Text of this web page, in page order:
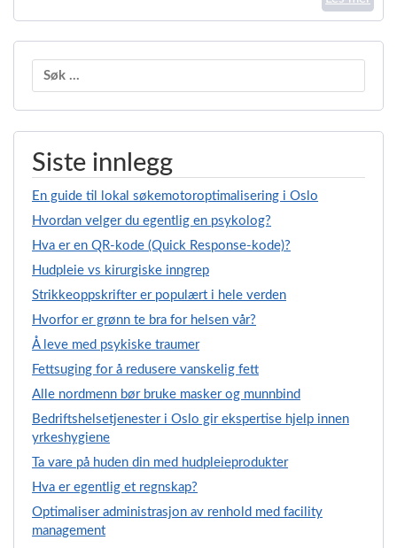
Søk
Siste innlegg
En guide til lokal søkemotoroptimalisering i Oslo
Hvordan velger du egentlig en psykolog?
Hva er en QR-kode (Quick Response-kode)?
Hudpleie vs kirurgiske inngrep
Strikkeoppskrifter er populært i hele verden
Hvorfor er grønn te bra for helsen vår?
Å leve med psykiske traumer
Fettsuging for å redusere vanskelig fett
Alle nordmenn bør bruke masker og munnbind
Bedriftshelsetjenester i Oslo gir ekspertise hjelp innen
yrkeshygiene
Ta vare på huden din med hudpleieprodukter
Hva er egentlig et regnskap?
Optimaliser administrasjon av renhold med facility
management